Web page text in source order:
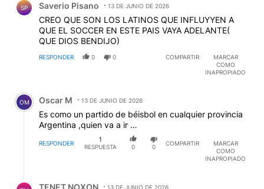
SP Saverio Pisano 13 DE JUNIO DE 2026
CREO QUE SON LOS LATINOS QUE INFLUYYEN A
QUE EL SOCCER EN ESTE PAIS VAYA ADELANTE(
QUE DIOS BENDIJO)
RESPONDER 0 0 COMPARTIR
MARCAR
COMO
INAPROPIADO
Comentario de Oscar M.
OM Oscar M 13 DE JUNIO DE 2026
Es como un partido de béisbol en cualquier provincia
Argentina ,quien va a ir …
RESPONDER
1
RESPUESTA
0 0
COMPARTIR
MARCAR
COMO
INAPROPIADO
TENET NOXON
13 DE JUNIO DE 2026